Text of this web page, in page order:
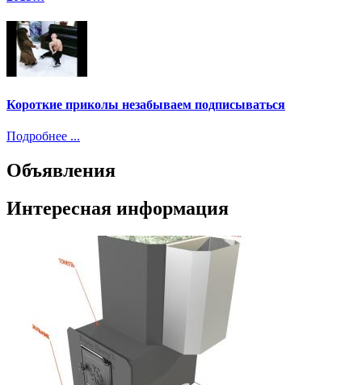
Короткие приколы незабываем подписываться
Подробнее ...
Объявления
Интересная информация